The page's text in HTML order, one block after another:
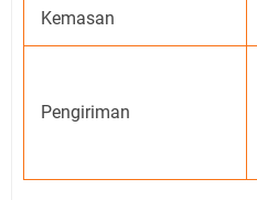
Kemasan
Pengiriman